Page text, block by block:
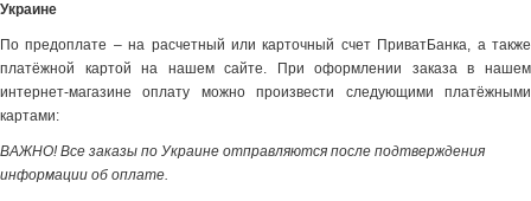
Украине
По предоплате – на расчетный или карточный счет ПриватБанка, а также
платёжной картой на нашем сайте. При оформлении заказа в нашем
интернет-магазине оплату можно произвести следующими платёжными
картами:
ВАЖНО! Все заказы по Украине отправляются после подтверждения
информации об оплате.